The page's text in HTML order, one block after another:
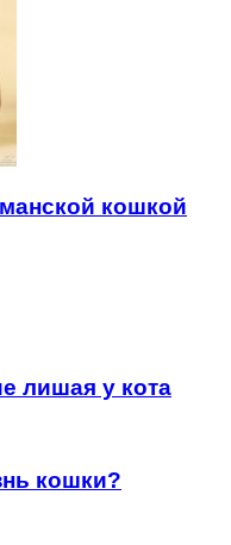
кошкой
лишая у кота
кошки?